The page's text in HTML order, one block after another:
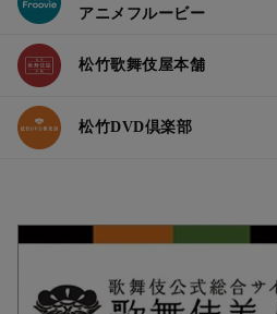
アニメフルービー
松竹歌舞伎屋本舗
松竹DVD倶楽部